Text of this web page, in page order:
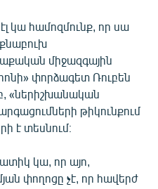
կա համոզմունք, որ սա
միջազգային
փորձագետ Ռուբեն
«ներիշխանական
թիկունքում
է տեսնում։
կա, որ այո,
փողոցը չէ, որ հավերժ